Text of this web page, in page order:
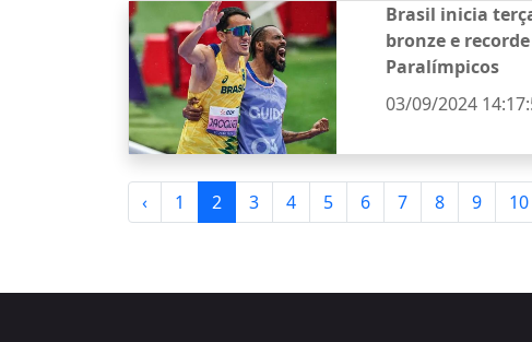
Brasil inicia
bronze e
Paralímpicos
03/09/2024
‹ 1 2 3 4 5 6 7 8 9 10